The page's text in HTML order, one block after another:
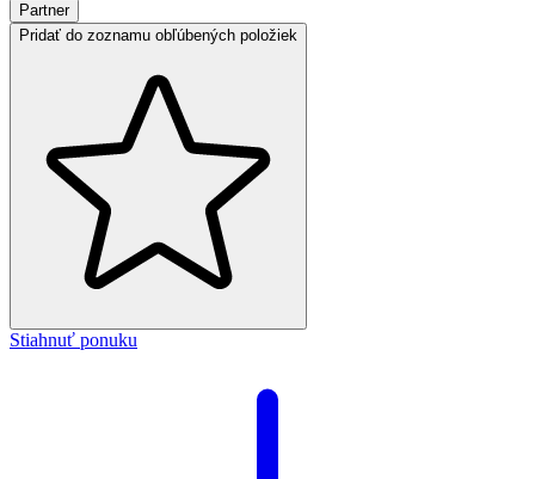
Partner
Pridať do zoznamu obľúbených položiek
Stiahnuť ponuku